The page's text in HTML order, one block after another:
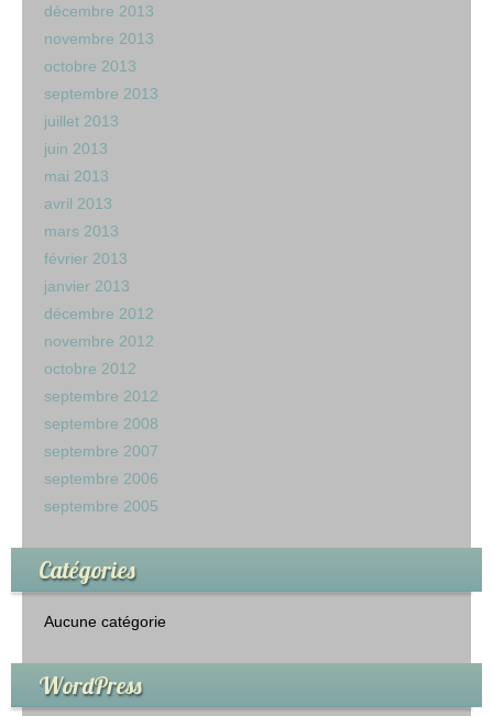
décembre 2013
novembre 2013
octobre 2013
septembre 2013
juillet 2013
juin 2013
mai 2013
avril 2013
mars 2013
février 2013
janvier 2013
décembre 2012
novembre 2012
octobre 2012
septembre 2012
septembre 2008
septembre 2007
septembre 2006
septembre 2005
Catégories
Aucune catégorie
WordPress